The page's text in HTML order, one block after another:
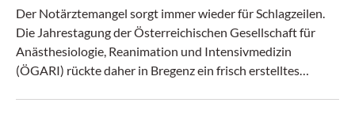
Der Notärztemangel sorgt immer wieder für Schlagzeilen.
Die Jahrestagung der Österreichischen Gesellschaft für
Anästhesiologie, Reanimation und Intensivmedizin
(ÖGARI) rückte daher in Bregenz ein frisch erstelltes